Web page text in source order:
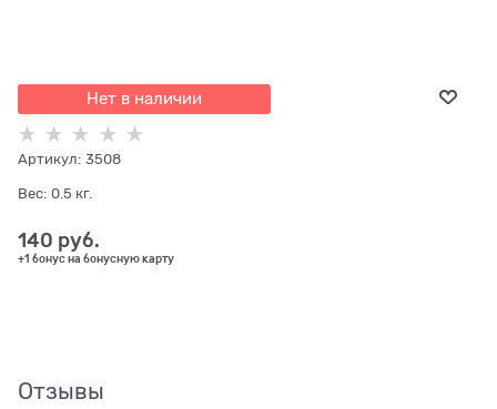
Нет в наличии
Артикул: 3508
Вес: 0.5 кг.
140 руб.
+1 бонус на бонусную карту
Отзывы